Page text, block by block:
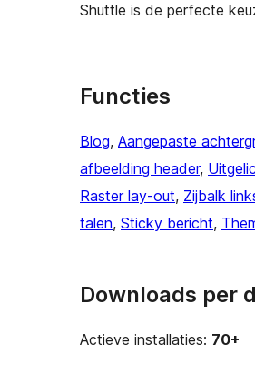
Shuttle is de perfecte
Functies
Blog, Aangepaste
afbeelding header,
Raster lay-out, Zijbalk
talen, Sticky bericht,
Downloads per
Actieve installaties: 70+